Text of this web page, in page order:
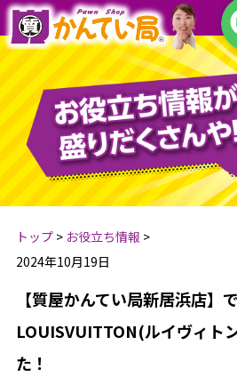
トップ> お役立ち情報 >
2024年10月19日
【質屋かんてい局新居浜店】で
LOUISVUITTON(ルイヴィト
た！